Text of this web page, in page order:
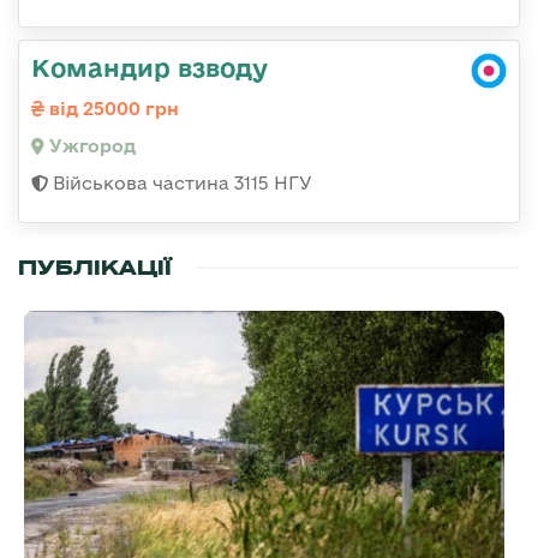
Командир взводу
від 25000 грн
Ужгород
Військова частина 3115 НГУ
ПУБЛІКАЦІЇ